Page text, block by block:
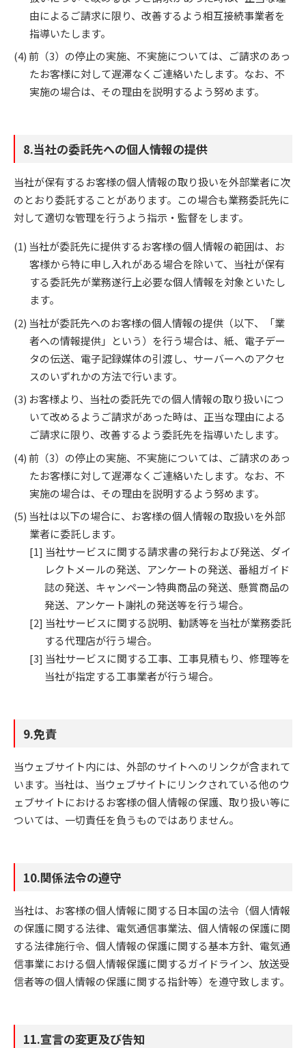
由によるご請求に限り、改善するよう相互接続事業者を
指導いたします。
前（3）の停止の実施、不実施については、ご請求のあっ
たお客様に対して遅滞なくご連絡いたします。なお、不
実施の場合は、その理由を説明するよう努めます。
8.当社の委託先への個人情報の提供
当社が保有するお客様の個人情報の取り扱いを外部業者に次
のとおり委託することがあります。この場合も業務委託先に
対して適切な管理を行うよう指示・監督をします。
当社が委託先に提供するお客様の個人情報の範囲は、お
客様から特に申し入れがある場合を除いて、当社が保有
する委託先が業務遂行上必要な個人情報を対象といたし
ます。
当社が委託先へのお客様の個人情報の提供（以下、「業
者への情報提供」という）を行う場合は、紙、電子デー
タの伝送、電子記録媒体の引渡し、サーバーへのアクセ
スのいずれかの方法で行います。
お客様より、当社の委託先での個人情報の取り扱いにつ
いて改めるようご請求があった時は、正当な理由による
ご請求に限り、改善するよう委託先を指導いたします。
前（3）の停止の実施、不実施については、ご請求のあっ
たお客様に対して遅滞なくご連絡いたします。なお、不
実施の場合は、その理由を説明するよう努めます。
当社は以下の場合に、お客様の個人情報の取扱いを外部
業者に委託します。
当社サービスに関する請求書の発行および発送、ダイ
レクトメールの発送、アンケートの発送、番組ガイド
誌の発送、キャンペーン特典商品の発送、懸賞商品の
発送、アンケート謝礼の発送等を行う場合。
当社サービスに関する説明、勧誘等を当社が業務委託
する代理店が行う場合。
当社サービスに関する工事、工事見積もり、修理等を
当社が指定する工事業者が行う場合。
9.免責
当ウェブサイト内には、外部のサイトへのリンクが含まれて
います。当社は、当ウェブサイトにリンクされている他のウ
ェブサイトにおけるお客様の個人情報の保護、取り扱い等に
ついては、一切責任を負うものではありません。
10.関係法令の遵守
当社は、お客様の個人情報に関する日本国の法令（個人情報
の保護に関する法律、電気通信事業法、個人情報の保護に関
する法律施行令、個人情報の保護に関する基本方針、電気通
信事業における個人情報保護に関するガイドライン、放送受
信者等の個人情報の保護に関する指針等）を遵守致します。
11.宣言の変更及び告知